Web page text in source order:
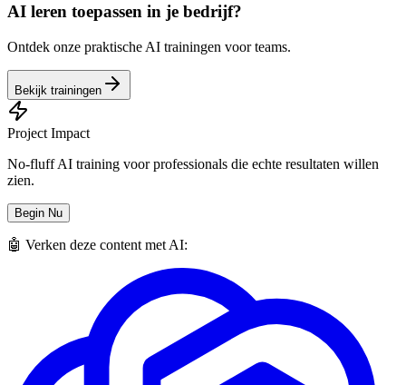
AI leren toepassen in je bedrijf?
Ontdek onze praktische AI trainingen voor teams.
Bekijk trainingen
Project Impact
No-fluff AI training voor professionals die echte resultaten willen
zien.
Begin Nu
🤖 Verken deze content met AI: